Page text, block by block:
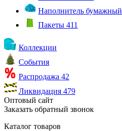
Наполнитель бумажный
Пакеты 411
Коллекции
События
Распродажа 42
Ликвидация 479
Оптовый сайт
Заказать обратный звонок
Каталог товаров